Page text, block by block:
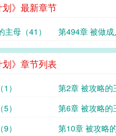
划》最新章节
母（41） 第494章 被做成
划》章节列表
） 第2章 被攻略的
）
第6章 被攻略的
）
第10章 被攻略